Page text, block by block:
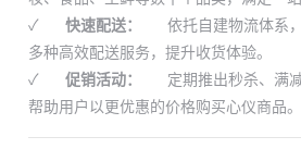
✓
快速配送：
依托自建物流体系
多种高效配送服务，提升收货体验。
✓
促销活动：
定期推出秒杀、满
帮助用户以更优惠的价格购买心仪商品。